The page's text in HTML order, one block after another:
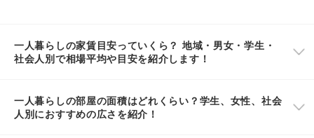
一人暮らしの家賃目安っていくら？ 地域・男女・学生・
社会人別で相場平均や目安を紹介します！
一人暮らしの部屋の面積はどれくらい？学生、女性、社会
人別におすすめの広さを紹介！